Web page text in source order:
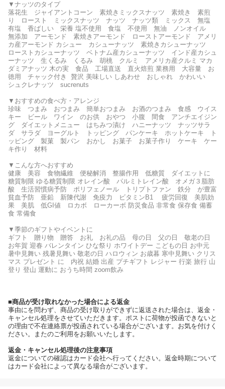
▼ナッツのタイプ
落花生 ジャイアントコーン 素焼きミックスナッツ 素焼き 素煎
り ロースト ミックスナッツ ナッツ ナッツ類 ミックス 無塩
有塩 香ばしい 栄養 塩不使用 食塩 不使用 無油 ノンオイル
無添加 アーモンド 素焼きアーモンド ローストアーモンド アメリ
カ産アーモンド カシュー カシューナッツ 素焼きカシューナッツ
ローストカシューナッツ ベトナム産カシューナッツ インド産カシュ
ーナッツ 生くるみ くるみ 胡桃 クルミ アメリカ産クルミ マカ
ダミアナッツ 木の実 食品 工場直送 直火焙煎 業務用 大容量 お
徳用 チャック付き 贅沢 美味しい しあわせ おしゃれ かわいい
シュクレナッツ sucrenuts
▼おすすめの食べ方・アレンジ
珍味 つまみ おつまみ 簡単おつまみ お酒のつまみ 食感 ウイス
キー ビール ワイン のお供 おやつ 小腹 間食 アンチエイジン
グ ダイエットメニュー はちみつ漬け ハニーナッツ ナッツサラ
ダ サラダ ヨーグルト トッピング パンケーキ ホットケーキ ト
ッピング 製菓 製パン おかし お菓子 お菓子作り ケーキ ケー
キ作り 材料
▼こんな方へおすすめ
健康 美容 食物繊維 便秘解消 整腸作用 低糖質 ダイエットに
糖質制限 ゆる糖質制限 オレイン酸 パルミトレイン酸 オメガ３脂肪
酸 生活習慣病予防 ポリフェノール トリプトファン 鉄分 が豊富
貧血予防 亜鉛 新陳代謝 免疫力 ビタミンB1 疲労回復 美肌効
果 美肌 低GI値 ロカボ ローカーボ 防災食品 非常食 保存食 備蓄
食 常備食
▼季節のギフトやイベントに
ギフト 贈り物 贈答 お礼 お礼の品 母の日 父の日 敬老の日
お年賀 迎春 バレンタイン ひな祭り ホワイトデー こどもの日 お中元
暑中見舞い 残暑見舞い 敬老の日 ハロウィン お歳暮 寒中見舞い クリス
マス プレゼント に 内祝 結婚 出産 プチギフト レジャー 行楽 旅行 山
登り 登山 運動に おうち時間 zoom飲み
■商品が受け取れなかった場合による返金
事由にを問わず、商品の受け取りができずに返送された場合は、返金・
キャンセル処理をさせていただきます。ポストに荷物が投函できないと
の理由で不在連絡票が投函されている場合がございます。お気を付けく
ださい。またのご利用をお願いいたします。
返金・キャンセル処理後の注意事項
返金についての確認はカード会社へ行ってください。返金時期について
はカード会社によって異なる場合がございます。